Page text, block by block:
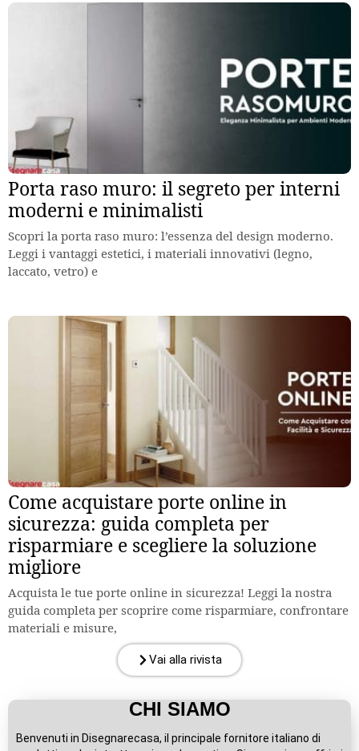
Porta raso muro: il segreto per interni
moderni e minimalisti
Scopri la porta raso muro: l’essenza del design moderno.
Leggi i vantaggi estetici, i materiali innovativi (legno,
laccato, vetro) e
Come acquistare porte online in
sicurezza: guida completa per
risparmiare e scegliere la soluzione
migliore
Acquista le tue porte online in sicurezza! Leggi la nostra
guida completa per scoprire come risparmiare, confrontare
materiali e misure,
Vai alla rivista
CHI SIAMO
Benvenuti in Disegnarecasa, il principale fornitore italiano di